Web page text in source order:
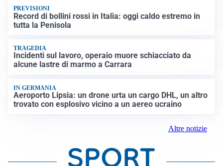
PREVISIONI
Record di bollini rossi in Italia: oggi caldo estremo in
tutta la Penisola
TRAGEDIA
Incidenti sul lavoro, operaio muore schiacciato da
alcune lastre di marmo a Carrara
IN GERMANIA
Aeroporto Lipsia: un drone urta un cargo DHL, un altro
trovato con esplosivo vicino a un aereo ucraino
Altre notizie